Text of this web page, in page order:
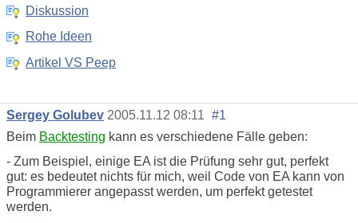
Diskussion
Rohe Ideen
Artikel VS Peep
Sergey Golubev 2005.11.12 08:11 #1
Beim Backtesting kann es verschiedene Fälle geben:
- Zum Beispiel, einige EA ist die Prüfung sehr gut, perfekt
gut: es bedeutet nichts für mich, weil Code von EA kann von
Programmierer angepasst werden, um perfekt getestet
werden.